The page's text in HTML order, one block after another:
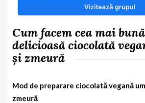
Cum facem cea mai
delicioasă ciocolată
și zmeură
Mod de preparare ciocolată vegană
zmeură